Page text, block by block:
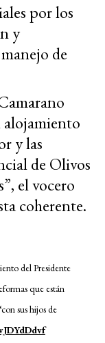
por los
y
de
y las
de Olivos
el vocero
coherente.
del Presidente
que están
sus hijos de